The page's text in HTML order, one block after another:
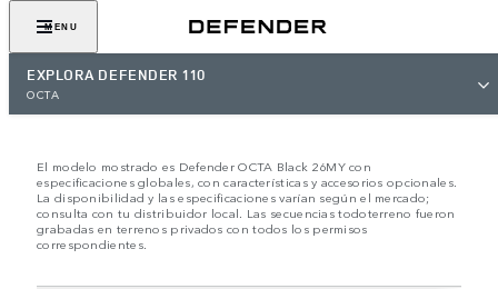
MENU
EXPLORA DEFENDER 110
OCTA
El modelo mostrado es Defender OCTA Black 26MY con
especificaciones globales, con características y accesorios opcionales.
La disponibilidad y las especificaciones varían según el mercado;
consulta con tu distribuidor local. Las secuencias todoterreno fueron
grabadas en terrenos privados con todos los permisos
correspondientes.